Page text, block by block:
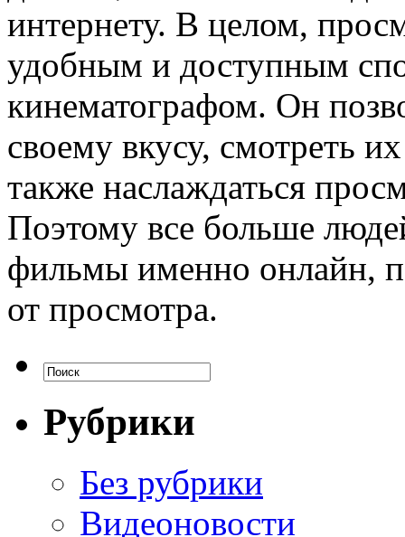
интернету. В целом,
удобным и доступным
кинематографом. Он
своему вкусу, смотреть
также наслаждаться
Поэтому все больше
фильмы именно онлайн,
от просмотра.
Рубрики
Без рубрики
Видеоновости